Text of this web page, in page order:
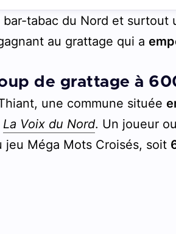
tabac du Nord et surtout
au grattage qui a
de grattage à
une commune située
La Voix du Nord. Un joueur
jeu Méga Mots Croisés, soit